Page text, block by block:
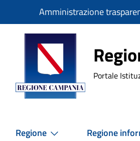
SlimAmministrazione
Portale
Regione Regione